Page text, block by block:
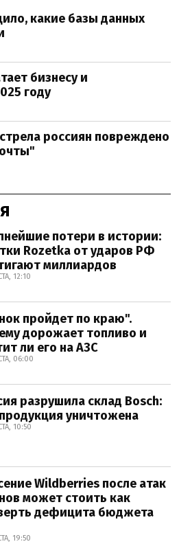
какие базы данных
бизнесу и
году
россиян повреждено
потери в истории:
Rozetka от ударов РФ
миллиардов
12:10
пройдет по краю".
дорожает топливо и
ли его на АЗС
06:00
разрушила склад Bosch:
уничтожена
10:50
Wildberries после атак
может стоить как
дефицита бюджета
19:50